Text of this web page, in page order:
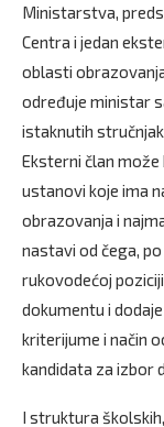
Ministarstva,
Centra i jedan
oblasti
određuje ministar
istaknutih
Eksterni član
ustanovi koje ima
obrazovanja i
nastavi od čega,
rukovodećoj
dokumentu i
kriterijume i način
kandidata za izbor
I struktura